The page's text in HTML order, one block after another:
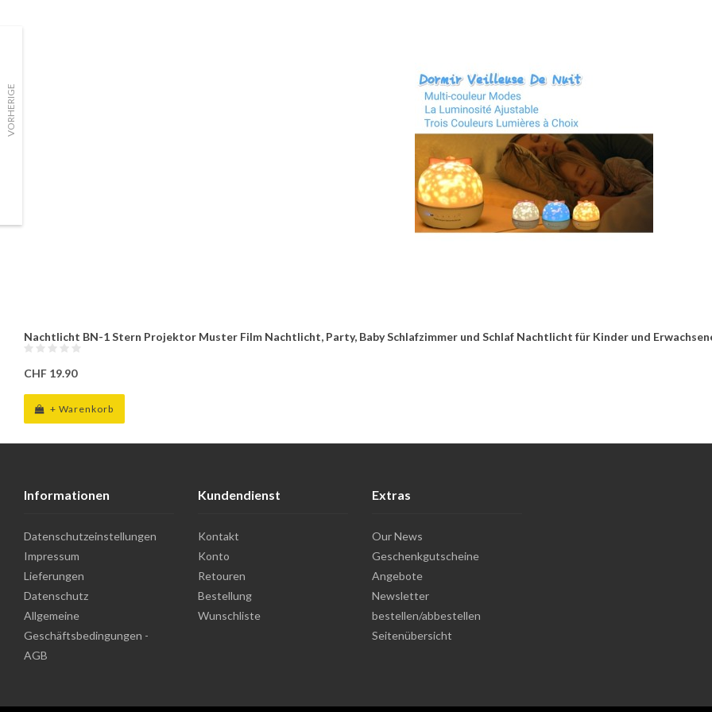
VORHERIGE
Nachtlicht BN-1 Stern Projektor Muster Film Nachtlicht, Party, Baby Schlafzimmer und Schlaf Nachtlicht für Kinder und
CHF 19.90
+ Warenkorb
Informationen
Datenschutzeinstellungen
Impressum
Lieferungen
Datenschutz
Allgemeine
Geschäftsbedingungen -
AGB
Kundendienst
Kontakt
Konto
Retouren
Bestellung
Wunschliste
Extras
Our News
Geschenkgutscheine
Angebote
Newsletter
bestellen/abbestellen
Seitenübersicht